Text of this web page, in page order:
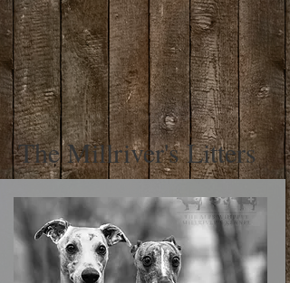
The Millriver's Litters